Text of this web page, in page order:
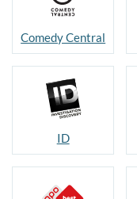
Comedy Central
ID